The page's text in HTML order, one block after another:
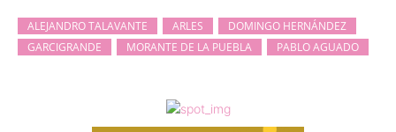
ALEJANDRO TALAVANTE ARLES
DOMINGO HERNÁNDEZ
GARCIGRANDE
MORANTE DE LA PUEBLA PABLO AGUADO